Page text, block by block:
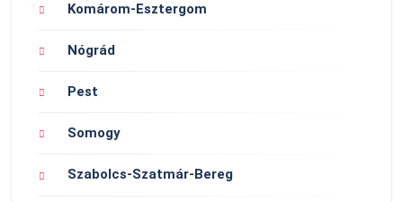
Komárom-Esztergom
Nógrád
Pest
Somogy
Szabolcs-Szatmár-Bereg